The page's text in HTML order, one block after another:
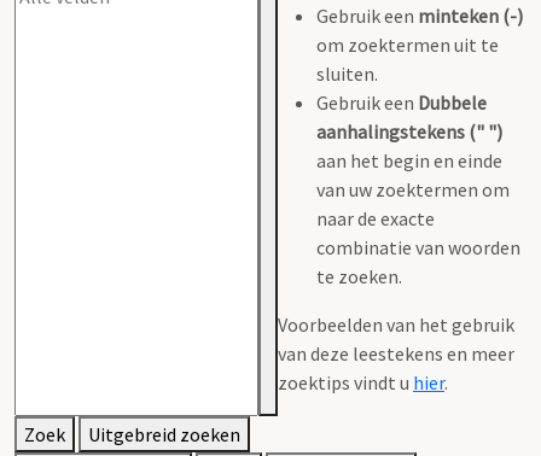
Gebruik een minteken (-)
om zoektermen uit te
sluiten.
Gebruik een Dubbele
aanhalingstekens (" ")
aan het begin en einde
van uw zoektermen om
naar de exacte
combinatie van woorden
te zoeken.
Voorbeelden van het gebruik
van deze leestekens en meer
zoektips vindt u hier.
Zoek
Uitgebreid zoeken